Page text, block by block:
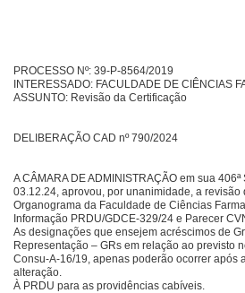
PROCESSO Nº: 39-P-8564/2019
INTERESSADO: FACULDADE DE CIÊNCIAS
ASSUNTO: Revisão da Certificação
DELIBERAÇÃO CAD nº 790/2024
A CÂMARA DE ADMINISTRAÇÃO em sua
03.12.24, aprovou, por unanimidade, a revisão
Organograma da Faculdade de Ciências
Informação PRDU/GDCE-329/24 e Parecer
As designações que ensejem acréscimos de
Representação – GRs em relação ao previsto
Consu-A-16/19, apenas poderão ocorrer após
alteração.
À PRDU para as providências cabíveis.